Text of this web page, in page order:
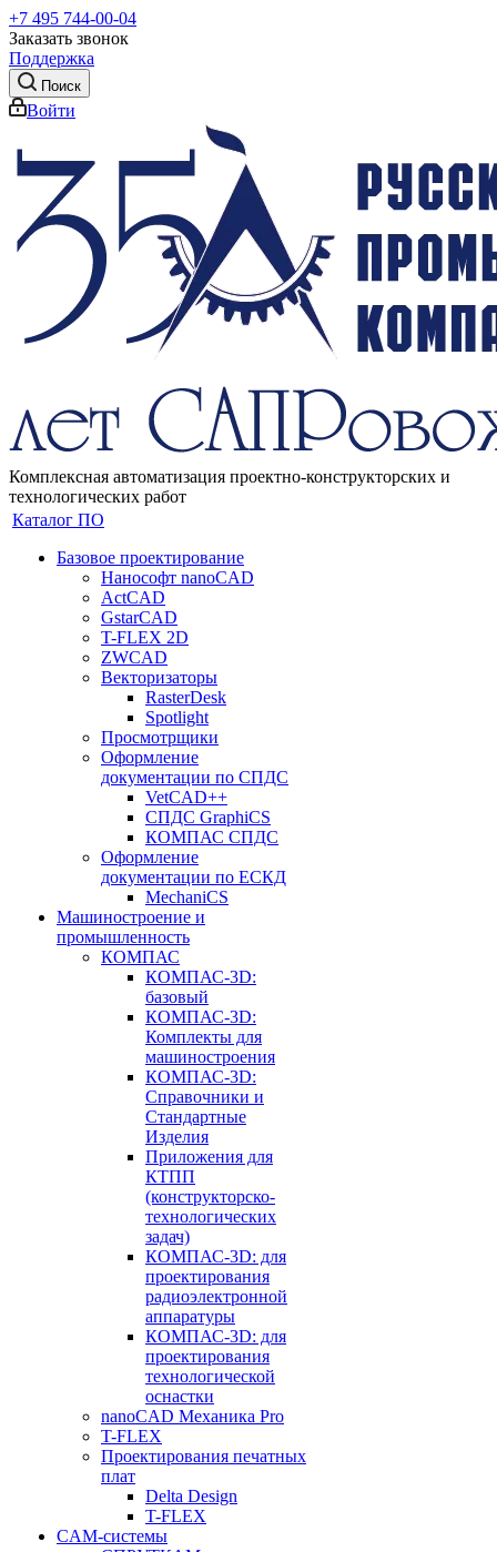
+7 495 744-00-04
Заказать звонок
Поддержка
Поиск
Войти
Комплексная автоматизация проектно-конструкторских и
технологических работ
Каталог ПО
Базовое проектирование
Нанософт nanoCAD
ActCAD
GstarCAD
T-FLEX 2D
ZWCAD
Векторизаторы
RasterDesk
Spotlight
Просмотрщики
Оформление
документации по СПДС
VetCAD++
СПДС GraphiCS
КОМПАС СПДС
Оформление
документации по ЕСКД
MechaniCS
Машиностроение и
промышленность
КОМПАС
КОМПАС-3D:
базовый
КОМПАС-3D:
Комплекты для
машиностроения
КОМПАС-3D:
Справочники и
Стандартные
Изделия
Приложения для
КТПП
(конструкторско-
технологических
задач)
КОМПАС-3D: для
проектирования
радиоэлектронной
аппаратуры
КОМПАС-3D: для
проектирования
технологической
оснастки
nanoCAD Механика Pro
T-FLEX
Проектирования печатных
плат
Delta Design
T-FLEX
CAM-системы